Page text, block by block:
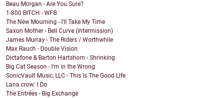
Beau Morgan - Are You Sure?
1-800 BITCH - WFB
The New Mourning - I'll Take My Time
Saxon Mother - Bell Curve (Intermission)
James Murray - The Riders / Worthwhile
Max Rauch - Double Vision
Dictafone & Barton Hartshorn - Shrinking
Big Cat Season - I'm in the Wrong
SonicVault Music, LLC - This Is The Good Life
Lana crow: I Do
The Entrées - Big Exchange